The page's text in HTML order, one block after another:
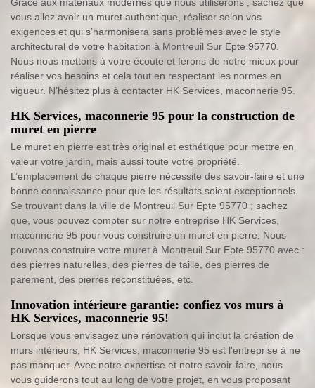
Grâce aux matériaux modernes que nous utiliserons ; sachez que
vous allez avoir un muret authentique, réaliser selon vos
exigences et qui s’harmonisera sans problèmes avec le style
architectural de votre habitation à Montreuil Sur Epte 95770.
Nous nous mettons à votre écoute et ferons de notre mieux pour
réaliser vos besoins et cela tout en respectant les normes en
vigueur. N’hésitez plus à contacter HK Services, maconnerie 95.
HK Services, maconnerie 95 pour la construction de
muret en pierre
Le muret en pierre est très original et esthétique pour mettre en
valeur votre jardin, mais aussi toute votre propriété.
L’emplacement de chaque pierre nécessite des savoir-faire et une
bonne connaissance pour que les résultats soient exceptionnels.
Se trouvant dans la ville de Montreuil Sur Epte 95770 ; sachez
que, vous pouvez compter sur notre entreprise HK Services,
maconnerie 95 pour vous construire un muret en pierre. Nous
pouvons construire votre muret à Montreuil Sur Epte 95770 avec :
des pierres naturelles, des pierres de taille, des pierres de
parement, des pierres reconstituées, etc.
Innovation intérieure garantie: confiez vos murs à
HK Services, maconnerie 95!
Lorsque vous envisagez une rénovation qui inclut la création de
murs intérieurs, HK Services, maconnerie 95 est l'entreprise à ne
pas manquer. Avec notre expertise et notre savoir-faire, nous
vous guiderons tout au long de votre projet, en vous proposant